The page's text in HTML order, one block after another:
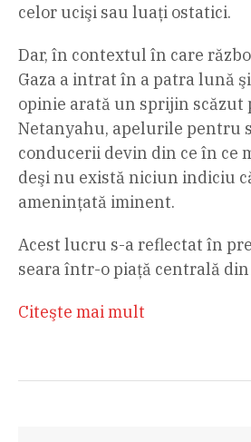
celor ucişi sau luaţi ostatici.
Dar, în contextul în care
Gaza a intrat în a patra lună
opinie arată un sprijin scăzut
Netanyahu, apelurile pentru
conducerii devin din ce în ce
deşi nu există niciun indiciu
ameninţată iminent.
Acest lucru s-a reflectat în
seara într-o piaţă centrală
Citeşte mai mult